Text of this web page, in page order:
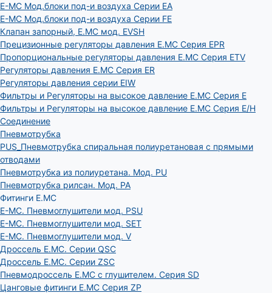
E-MC Мод.блоки под-и воздуха Серии EA
E-MC Мод.блоки под-и воздуха Серии FE
Клапан запорный, E.MC мод. EVSH
Прецизионные регуляторы давления E.MC Серия EPR
Пропорциональные регуляторы давления E.MC Серия ETV
Регуляторы давления E.MC Серия ER
Регуляторы давления серии EIW
Фильтры и Регуляторы на высокое давление E.MC Серия E
Фильтры и Регуляторы на высокое давление E.MC Серия E/H
Соединение
Пневмотрубка
PUS_Пневмотрубка спиральная полиуретановая с прямыми
отводами
Пневмотрубка из полиуретана. Мод. РU
Пневмотрубка рилсан. Мод. PA
Фитинги E.MC
E-MC. Пневмоглушители мод. PSU
E-MC. Пневмоглушители мод. SET
E-MC. Пневмоглушители мод. V
Дроссель E.MC. Серии QSC
Дроссель E.MC. Серии ZSC
Пневмодроссель E.MC с глушителем. Серия SD
Цанговые фитинги E.MC Серия ZP